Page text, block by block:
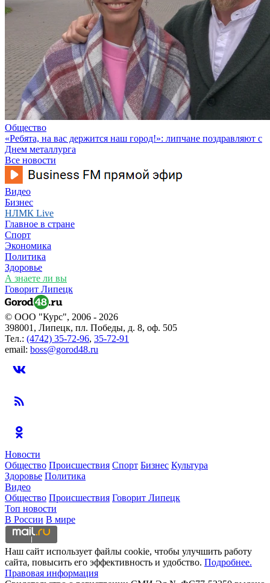
Общество
«Ребята, на вас держится наш город!»: липчане поздравляют с
Днем металлурга
Все новости
Видео
Бизнес
НЛМК Live
Главное в стране
Спорт
Экономика
Политика
Здоровье
А знаете ли вы
Говорит Липецк
© ООО "Курс", 2006 - 2026
398001, Липецк, пл. Победы, д. 8, оф. 505
Тел.: (4742) 35-72-96, 35-72-91
email: boss@gorod48.ru
Новости
Общество Происшествия Спорт Бизнес Культура
Здоровье Политика
Видео
Общество Происшествия Говорит Липецк
Топ новости
В России В мире
Наш сайт использует файлы cookie, чтобы улучшить работу
сайта, повысить его эффективность и удобство. Подробнее.
Правовая информация